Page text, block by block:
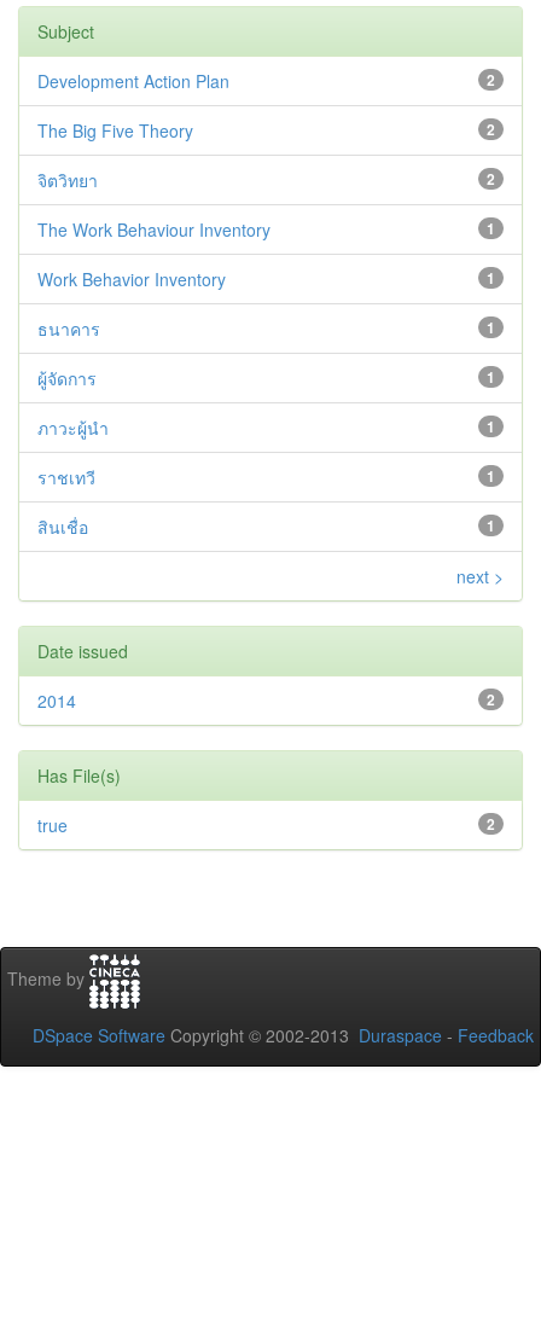
Subject
2
Development Action Plan
2
The Big Five Theory
2
จิตวิทยา
1
The Work Behaviour Inventory
1
Work Behavior Inventory
1
ธนาคาร
1
ผู้จัดการ
1
ภาวะผู้นำ
1
ราชเทวี
1
สินเชื่อ
next >
Date issued
2
2014
Has File(s)
2
true
Theme by
DSpace Software Copyright © 2002-2013 Duraspace - Feedback